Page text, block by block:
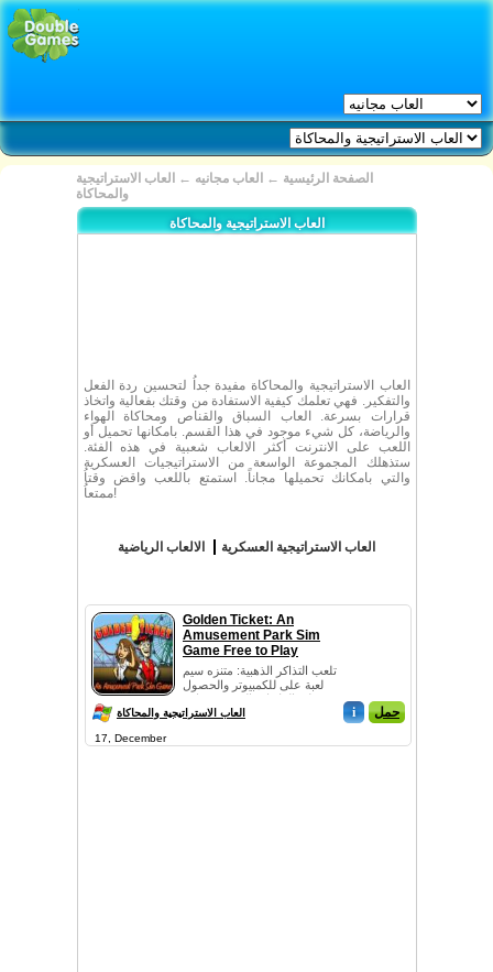
الصفحة الرئيسية ← العاب مجانيه ←
العاب الاستراتيجية
والمحاكاة
العاب الاستراتيجية والمحاكاة
العاب الاستراتيجية والمحاكاة مفيدة جداُ لتحسين ردة الفعل
والتفكير. فهي تعلمك كيفية الاستفادة من وقتك بفعالية واتخاذ
قرارات بسرعة. العاب السباق والقناص ومحاكاة الهواء
والرياضة، كل شيء موجود في هذا القسم. بامكانها تحميل أو
اللعب على الانترنت أكثر الالعاب شعبية في هذه الفئة.
ستذهلك المجموعة الواسعة من الاستراتيجيات العسكرية
والتي بامكانك تحميلها مجاناً. استمتع باللعب واقض وقتاُ
ممتعاُ!
الالعاب الرياضية العاب الاستراتيجية العسكرية
Golden Ticket: An
Amusement Park Sim
Game Free to Play
تلعب التذاكر الذهبية: متنزه سيم
لعبة على للكمبيوتر والحصول
العاب الاستراتيجية والمحاكاة i حمل
17, December